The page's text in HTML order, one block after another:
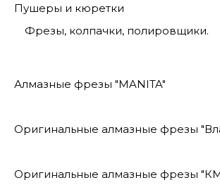
Пушеры и кюретки
Фрезы, колпачки, полировщики.
Алмазные фрезы "MANITA"
Оригинальные алмазные фрезы
Оригинальные алмазные фрезы